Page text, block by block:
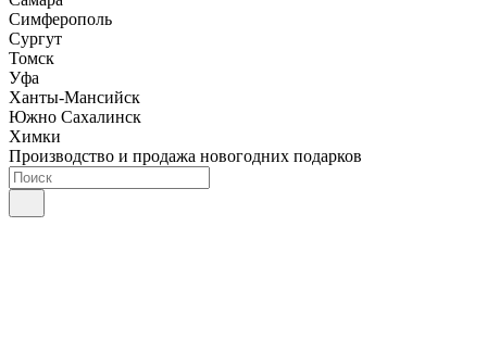
Симферополь
Сургут
Томск
Уфа
Ханты-Мансийск
Южно Сахалинск
Химки
Производство и продажа новогодних подарков